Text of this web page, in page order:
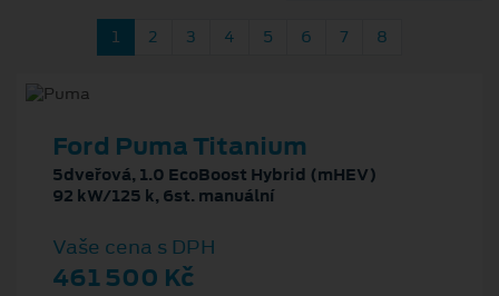
1 2 3 4 5 6 7 8
Ford Puma Titanium
5dveřová, 1.0 EcoBoost Hybrid (mHEV)
92 kW/125 k, 6st. manuální
Vaše cena s DPH
461 500 Kč